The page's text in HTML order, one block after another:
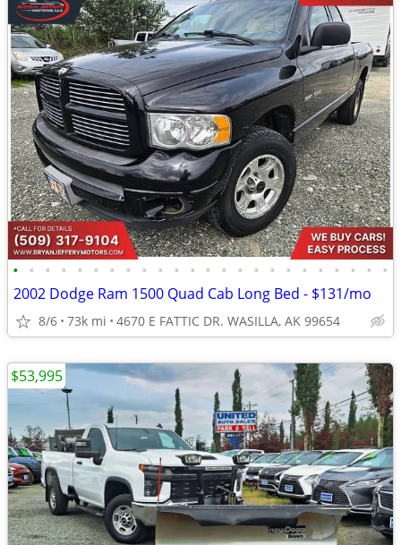
• • • • • • • • • • • • • • • • • • • • • • • •
2002 Dodge Ram 1500 Quad Cab Long Bed - $131/mo
8/6 73k mi 4670 E FATTIC DR. WASILLA, AK 99654
$53,995